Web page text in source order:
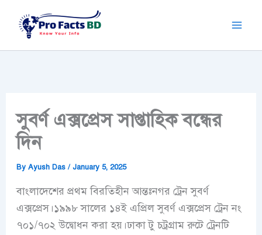
content
সুবর্ণ এক্সপ্রেস সাপ্তাহিক বন্ধের
দিন
By Ayush Das /January 5, 2025
বাংলাদেশের প্রথম বিরতিহীন আন্তঃনগর ট্রেনসুবর্ণ
এক্সপ্রেস।১৯৯৮ সালের ১৪ই এপ্রিল সুবর্ণ এক্সপ্রেস ট্রেন নং
৭০১/৭০২ উদ্বোধন করা হয়।ঢাকা টু চট্রগ্রাম রুটে ট্রেনটি